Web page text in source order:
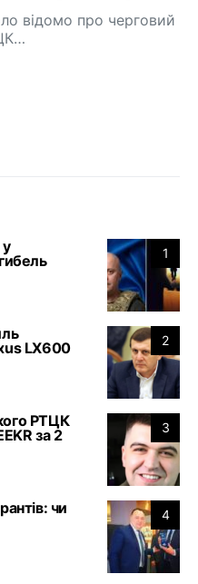
відомо про черговий
1
2
LX600
3
РТЦК
за 2
4
чи